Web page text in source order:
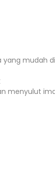
mudah
menyulut